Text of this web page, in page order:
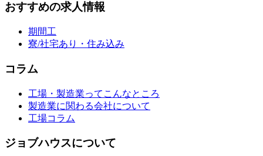
おすすめの求人情報
期間工
寮/社宅あり・住み込み
コラム
工場・製造業ってこんなところ
製造業に関わる会社について
工場コラム
ジョブハウスについて